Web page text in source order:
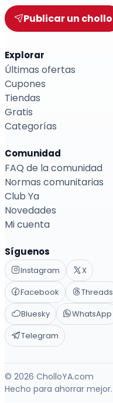
Publicar un chollo
Explorar
Últimas ofertas
Cupones
Tiendas
Gratis
Categorías
Comunidad
FAQ de la comunidad
Normas comunitarias
Club Ya
Novedades
Mi cuenta
Síguenos
Instagram
X
Facebook
Threads
Bluesky
WhatsApp
Telegram
© 2026 CholloYA.com
Hecho para ahorrar mejor.